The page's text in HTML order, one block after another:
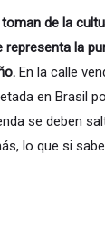
de la
la
En la calle
en Brasil
se deben
lo que si